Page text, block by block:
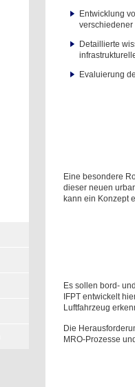
Entwicklung
verschiedener
Detaillierte
Evaluierung
Eine besondere
dieser neuen
kann ein Konzept
Es sollen bord-
IFPT entwickelt
Luftfahrzeug
Die
MRO-Prozesse